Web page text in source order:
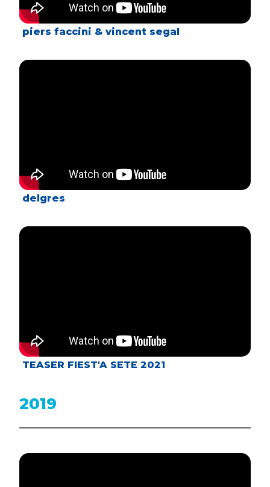
piers faccini & vincent segal
delgres
TEASER FIEST'A SETE 2021
2019